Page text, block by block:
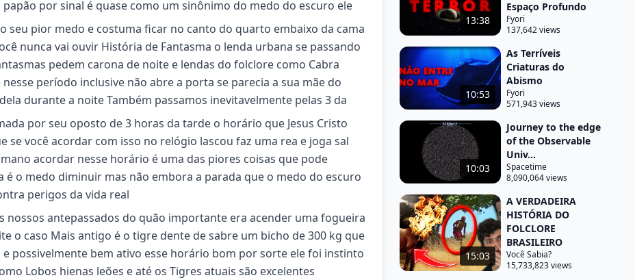
por sinal é quase como um sinônimo do medo do escuro ele
seu pior medo e costuma ficar no canto do quarto embaixo da cama
nunca vai ouvir História de Fantasma o lenda urbana se passando
pedem carona de noite e lendas do folclore como Cabra
período inclusive não abre a porta se parecia a sua mãe do
durante a noite Também passamos inevitavelmente pelas 3 da
por seu oposto de 3 horas da tarde o horário que Jesus Cristo
você acordar com isso no relógio lascou faz uma rea e joga sal
acordar nesse horário é uma das piores coisas que pode
o medo diminuir mas não embora a parada que o medo do escuro
perigos da vida real
nossos antepassados do quão importante era acender uma fogueira
o caso Mais antigo é o tigre dente de sabre um bicho de 300 kg que
possivelmente bem ativo esse horário bom por sorte ele foi instinto
Lobos hienas leões e até os Tigres atuais são excelentes
13:38
Espaço Profundo
Fyori
137,642 views
10:53
As Terríveis
Criaturas do
Abismo
Fyori
571,943 views
10:03
Journey to the edge
of the Observable
Univ...
Spacetime
8,090,064 views
15:03
A VERDADEIRA
HISTÓRIA DO
FOLCLORE
BRASILEIRO
Você Sabia?
15,733,823 views